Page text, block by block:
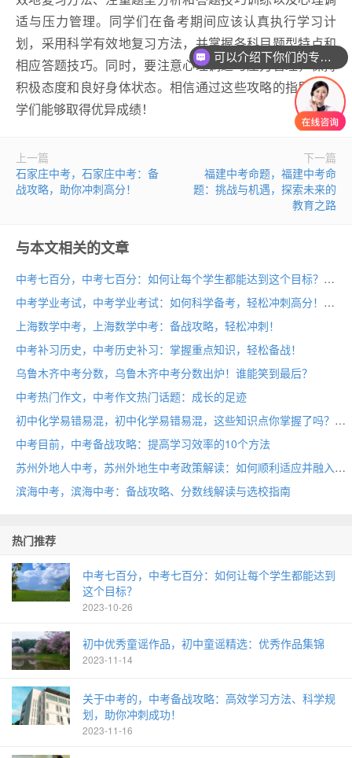
适与压力管理。同学们在备考期间应该认真执行学习计
划，采用科学有效地复习方法，并掌握各科目题型特点和
相应答题技巧。同时，要注意心理调适与压力管理，保持
积极态度和良好身体状态。相信通过这些攻略的指导，同
学们能够取得优异成绩！
上一篇
石家庄中考，石家庄中考：备
战攻略，助你冲刺高分！
下一篇
福建中考命题，福建中考命
题：挑战与机遇，探索未来的
教育之路
与本文相关的文章
中考七百分，中考七百分：如何让每个学生都能达到这个目标？
中考学业考试，中考学业考试：如何科学备考，轻松冲刺高分！
上海数学中考，上海数学中考：备战攻略，轻松冲刺！
中考补习历史，中考历史补习：掌握重点知识，轻松备战！
乌鲁木齐中考分数，乌鲁木齐中考分数出炉！谁能笑到最后？
中考热门作文，中考作文热门话题：成长的足迹
初中化学易错易混，初中化学易错易混，这些知识点你掌握了吗？
中考目前，中考备战攻略：提高学习效率的10个方法
苏州外地人中考，苏州外地生中考政策解读：如何顺利适应并融入当地教育环境？
滨海中考，滨海中考：备战攻略、分数线解读与选校指南
热门推荐
中考七百分，中考七百分：如何让每个学生都能达到
这个目标？
2023-10-26
初中优秀童谣作品，初中童谣精选：优秀作品集锦
2023-11-14
关于中考的，中考备战攻略：高效学习方法、科学规
划，助你冲刺成功！
2023-11-16
可以介绍下你们的专业吗？